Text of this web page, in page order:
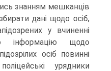
знанням мешканців
дані щодо осіб,
у вчиненні
інформацію щодо
осіб повинні
урядники